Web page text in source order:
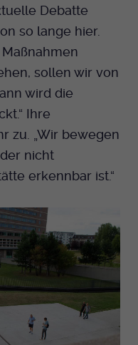
Debatte
so lange hier.
sollen wir von
wird die
Ihre
zu. „Wir bewegen
nicht
erkennbar ist.“